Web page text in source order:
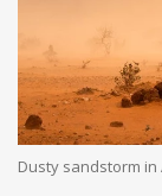
Dusty sandstorm